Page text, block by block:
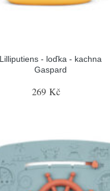
Lilliputiens - loďka - kachna
Gaspard
269 Kč